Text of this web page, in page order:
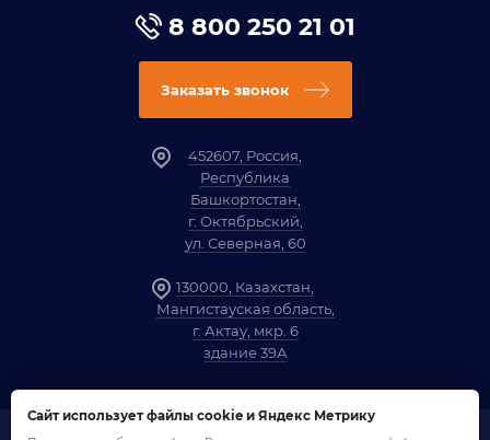
8 800 250 21 01
Заказать звонок
452607, Россия,
Республика
Башкортостан,
г. Октябрьский,
ул. Северная, 60
130000, Казахстан,
Мангистауская область,
г. Актау, мкр. 6
здание 39А
Сайт использует файлы cookie и Яндекс Метрику